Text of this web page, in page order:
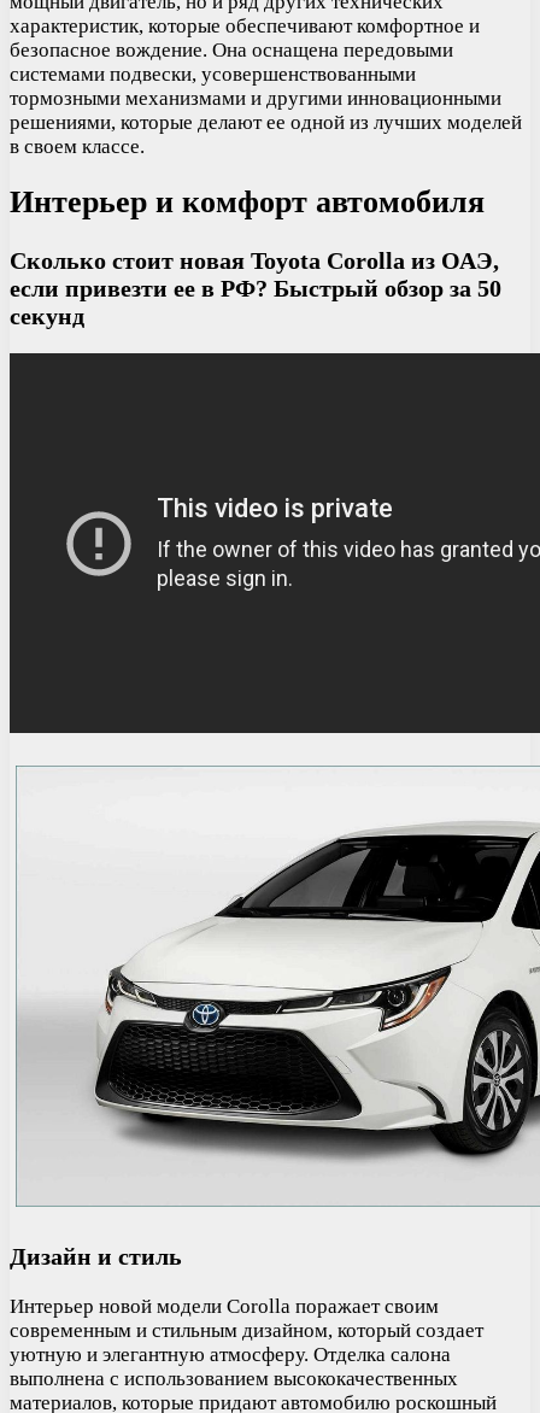
характеристик, которые обеспечивают комфортное и
безопасное вождение. Она оснащена передовыми
системами подвески, усовершенствованными
тормозными механизмами и другими инновационными
решениями, которые делают ее одной из лучших моделей
в своем классе.
Интерьер и комфорт автомобиля
Сколько стоит новая Toyota Corolla из ОАЭ,
если привезти ее в РФ? Быстрый обзор за 50
секунд
Дизайн и стиль
Интерьер новой модели Corolla поражает своим
современным и стильным дизайном, который создает
уютную и элегантную атмосферу. Отделка салона
выполнена с использованием высококачественных
материалов, которые придают автомобилю роскошный